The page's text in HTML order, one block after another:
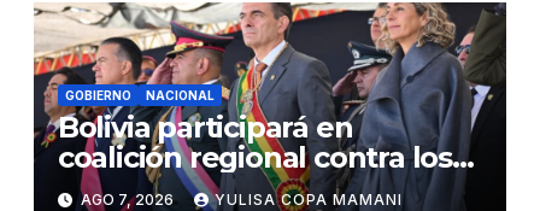
GOBIERNO NACIONAL
Bolivia participará en
coalición regional contra los
cárteles del narcotráfico
AGO 7, 2026 YULISA COPA MAMANI